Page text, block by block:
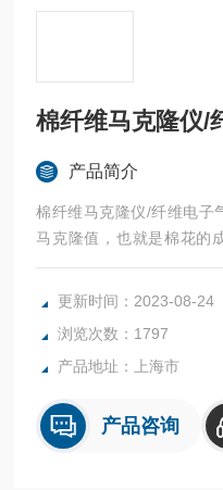
棉纤维马克隆仪/
产品简介
棉纤维马克隆仪/纤维电子
马克隆值，也就是棉花的
购、棉纺棉花检验。
更新时间：2023-08-24
浏览次数：1797
产品地址：上海市
产品咨询